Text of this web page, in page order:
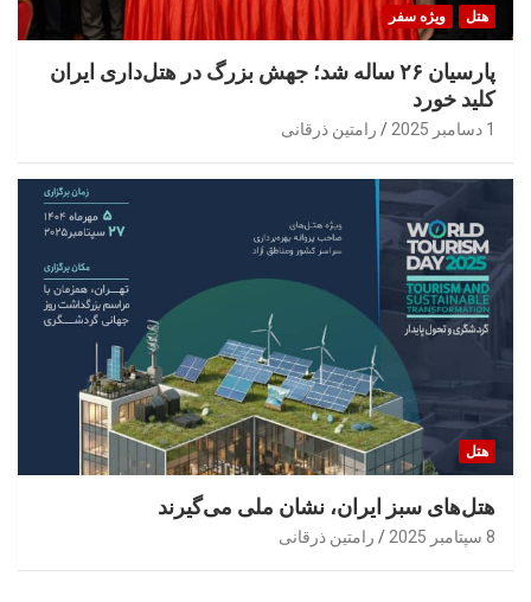
هتل ویژه سفر
پارسیان ۲۶ ساله شد؛ جهش بزرگ در هتل‌داری ایران
کلید خورد
1 دسامبر 2025 رامتین ذرقانی
هتل
هتل‌های سبز ایران، نشان ملی می‌گیرند
8 سپتامبر 2025 رامتین ذرقانی